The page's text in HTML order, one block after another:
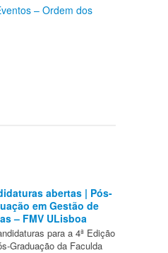
– Ordem dos
abertas | Pós-
em Gestão de
– FMV ULisboa
para a 4ª Edição
Graduação da Faculda